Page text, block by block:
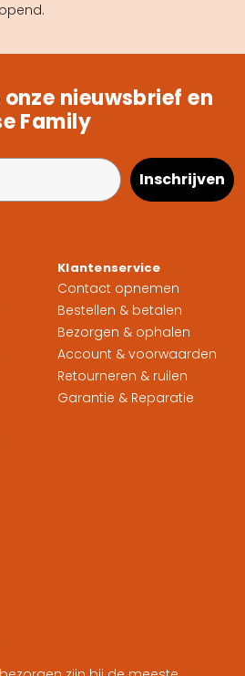
nieuwsbrief en
Family
Inschrijven
Klantenservice
Contact opnemen
Bestellen & betalen
Bezorgen & ophalen
Account & voorwaarden
Retourneren & ruilen
Garantie & Reparatie